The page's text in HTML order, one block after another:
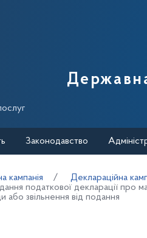
Державної
Законодавство
кампанія
Деклараційна
податкової декларації про
або звільнення від подання